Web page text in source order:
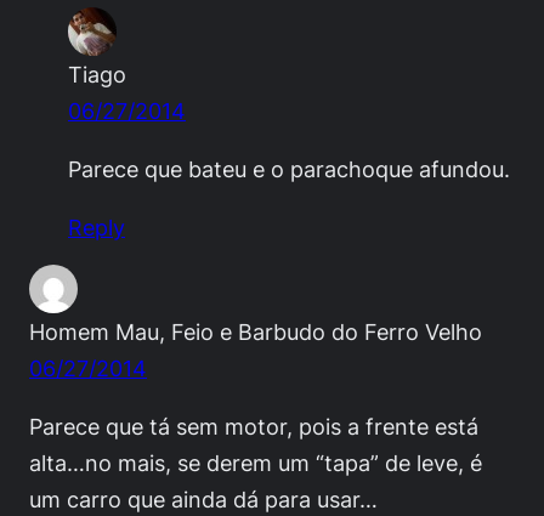
Tiago
06/27/2014
Parece que bateu e o parachoque afundou.
Reply
Homem Mau, Feio e Barbudo do Ferro Velho
06/27/2014
Parece que tá sem motor, pois a frente está
alta…no mais, se derem um “tapa” de leve, é
um carro que ainda dá para usar…